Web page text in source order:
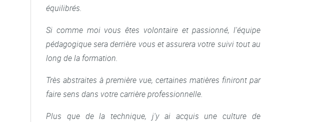
équilibrés.
Si comme moi vous êtes volontaire et passionné, l'équipe
pédagogique sera derrière vous et assurera votre suivi tout au
long de la formation.
Très abstraites à première vue, certaines matières finiront par
faire sens dans votre carrière professionnelle.
Plus que de la technique, j'y ai acquis une culture de